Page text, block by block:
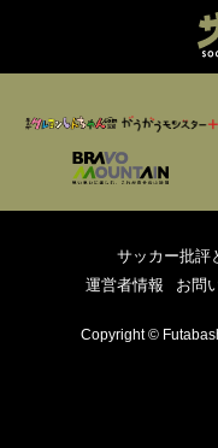
サッカー批評
運営者情報
お問
Copyright ©